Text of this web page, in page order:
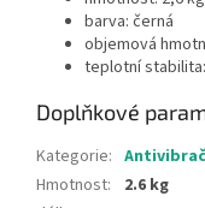
barva: černá
objemová
teplotní stabilita:
Doplňkové
Kategorie:
Hmotnost:
2.6 kg